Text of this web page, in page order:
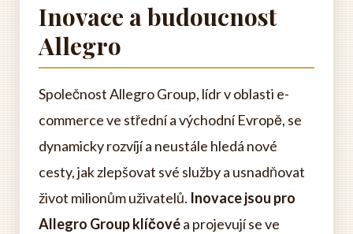
Inovace a budoucnost
Allegro
Společnost Allegro Group, lídr v oblasti e-
commerce ve střední a východní Evropě, se
dynamicky rozvíjí a neustále hledá nové
cesty, jak zlepšovat své služby a usnadňovat
život milionům uživatelů. Inovace jsou pro
Allegro Group klíčovéa projevují se ve